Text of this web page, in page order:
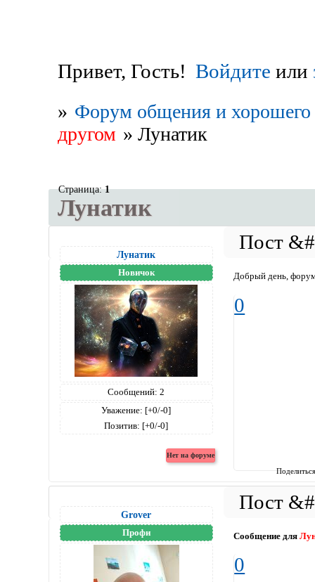
Привет, Гость! Войдите или
» Форум общения и хорошего
другом » Лунатик
Лунатик
Страница:1
Лунатик
Новичок
Сообщений: 2
Уважение: [+0/-0]
Позитив: [+0/-0]
Добрый день,
0
Grover
Профи Сообщение для
0